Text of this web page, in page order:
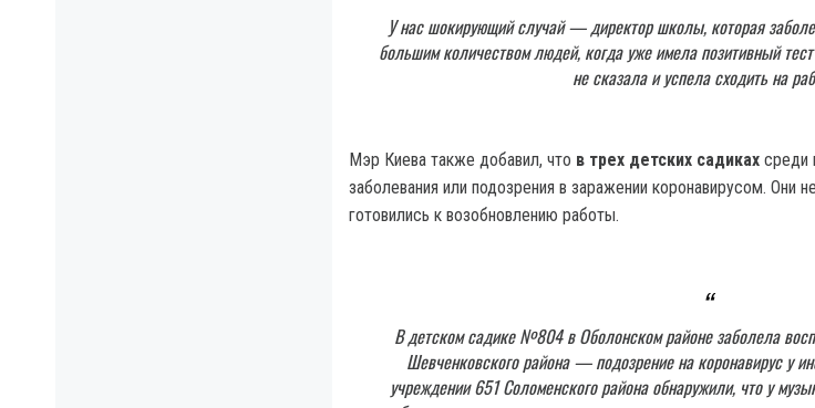
У нас шокирующий случай — директор школы, которая
большим количеством людей, когда уже имела позитивный
не сказала и успела сходить на
Мэр Киева также добавил, что в трех детских садиках среди
заболевания или подозрения в заражении коронавирусом. Они
готовились к возобновлению работы.
В детском садике №804 в Оболонском районе заболела
Шевченковского района — подозрение на коронавирус у
учреждении 651 Соломенского района обнаружили, что у